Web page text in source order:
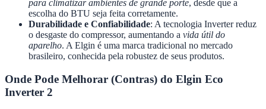
para climatizar ambientes de grande porte, desde que a
escolha do BTU seja feita corretamente.
Durabilidade e Confiabilidade: A tecnologia Inverter reduz
o desgaste do compressor, aumentando a vida útil do
aparelho. A Elgin é uma marca tradicional no mercado
brasileiro, conhecida pela robustez de seus produtos.
Onde Pode Melhorar (Contras) do Elgin Eco
Inverter 2